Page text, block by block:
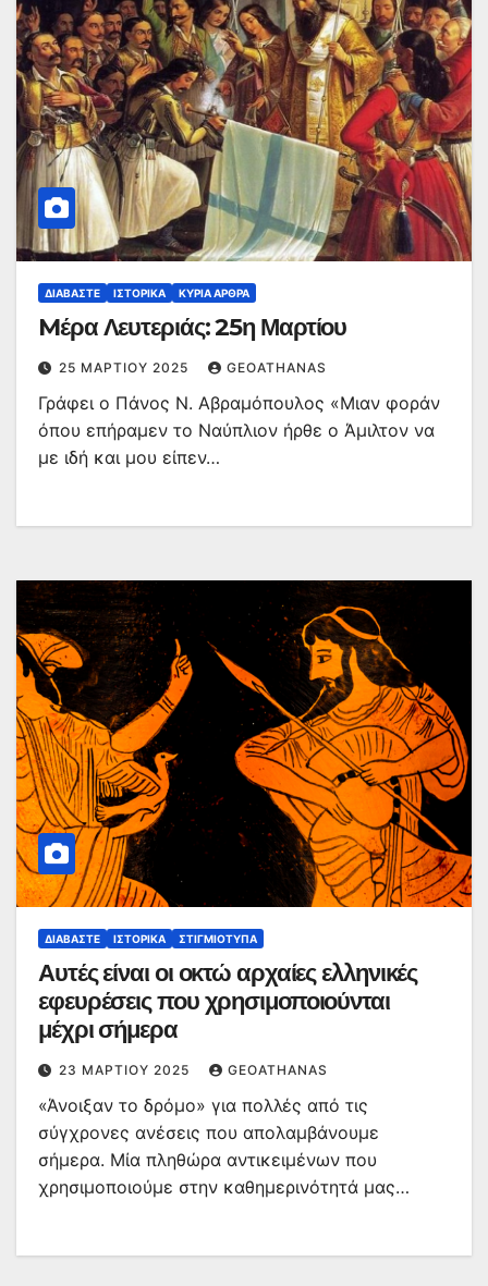
ΔΙΑΒΆΣΤΕ ΙΣΤΟΡΙΚΆ ΚΥΡΙΑ ΑΡΘΡΑ
Mέρα Λευτεριάς: 25η Μαρτίου
25 ΜΑΡΤΊΟΥ 2025 GEOATHANAS
Γράφει ο Πάνος Ν. Αβραμόπουλος «Μιαν φοράν
όπου επήραμεν το Ναύπλιον ήρθε ο Άμιλτον να
με ιδή και μου είπεν…
ΔΙΑΒΆΣΤΕ ΙΣΤΟΡΙΚΆ ΣΤΙΓΜΙΌΤΥΠΑ
Αυτές είναι οι οκτώ αρχαίες ελληνικές
εφευρέσεις που χρησιμοποιούνται
μέχρι σήμερα
23 ΜΑΡΤΊΟΥ 2025 GEOATHANAS
«Άνοιξαν το δρόμο» για πολλές από τις
σύγχρονες ανέσεις που απολαμβάνουμε
σήμερα. Μία πληθώρα αντικειμένων που
χρησιμοποιούμε στην καθημερινότητά μας…